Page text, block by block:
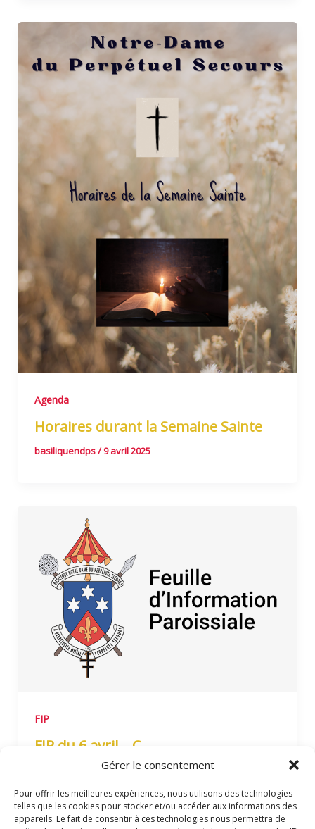
Gérer le consentement
Pour offrir les meilleures expériences, nous utilisons des technologies
telles que les cookies pour stocker et/ou accéder aux informations des
appareils. Le fait de consentir à ces technologies nous permettra de
Agenda
Horaires durant la Semaine Sainte
basiliquendps/9 avril 2025
FIP
FIP du 6 avril – C
/4 avril 2025
5e dimanche de Carême Feuille d’information
paroissiale de Notre-Dame du Perpétuel